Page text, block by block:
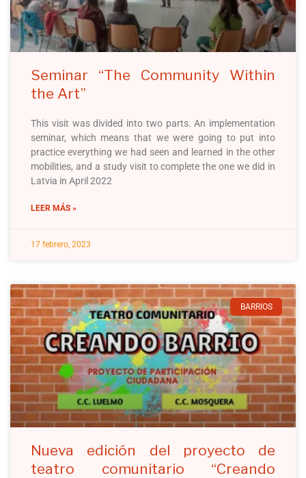
Seminar “The Community Within
the Art”
This visit was divided into two parts. An implementation
seminar, which means that we were going to put into
practice everything we had seen and learned in the other
mobilities, and a study visit to complete the one we did in
Latvia in April 2022
LEER MÁS »
17 febrero, 2023
BARRIOS
Nueva edición del proyecto de
teatro comunitario “Creando